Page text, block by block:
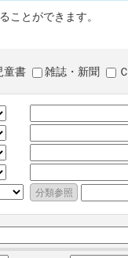
ことができます。
童書 雑誌・新聞